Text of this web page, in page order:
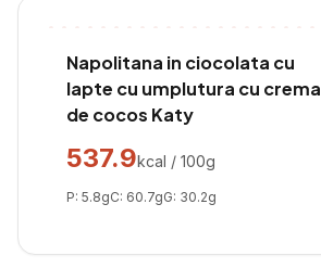
Napolitana in ciocolata cu
lapte cu umplutura cu crema
de cocos Katy
537.9kcal / 100g
P: 5.8gC: 60.7gG: 30.2g